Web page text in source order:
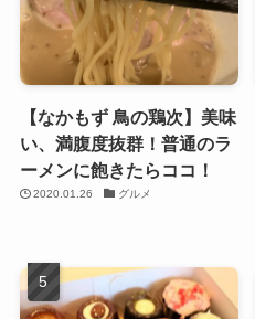
【なかもず 鳥の鶏次】美味
い、満腹度抜群！普通のラ
ーメンに飽きたらココ！
2020.01.26 グルメ